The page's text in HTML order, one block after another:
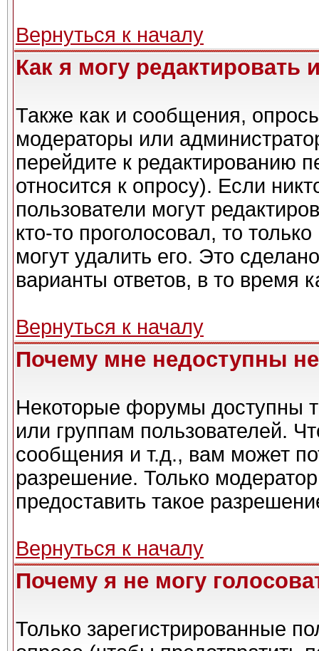
Вернуться к началу
Как я могу редактировать
Также как и сообщения,
модераторы или
перейдите к редактированию
относится к опросу). Если
пользователи могут
кто-то проголосовал, то
могут удалить его. Это
варианты ответов, в то время
Вернуться к началу
Почему мне недоступны
Некоторые форумы доступны
или группам пользователей.
сообщения и т.д., вам может
разрешение. Только
предоставить такое
Вернуться к началу
Почему я не могу
Только зарегистрированные